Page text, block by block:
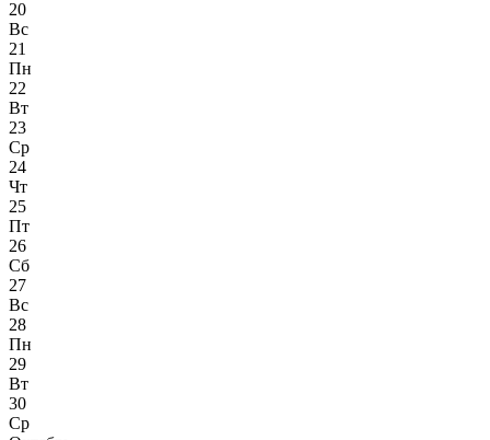
20
Вс
21
Пн
22
Вт
23
Ср
24
Чт
25
Пт
26
Сб
27
Вс
28
Пн
29
Вт
30
Ср